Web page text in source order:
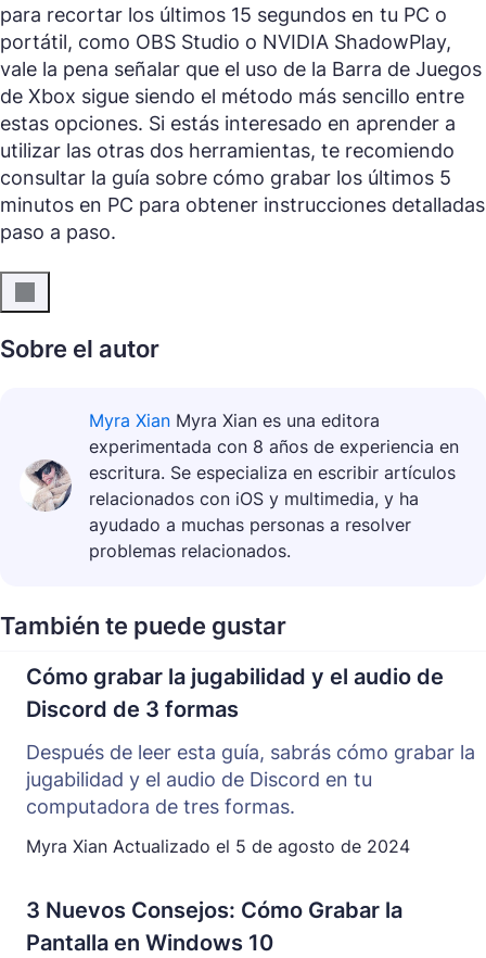
para recortar los últimos 15 segundos en tu PC o
portátil, como OBS Studio o NVIDIA ShadowPlay,
vale la pena señalar que el uso de la Barra de Juegos
de Xbox sigue siendo el método más sencillo entre
estas opciones. Si estás interesado en aprender a
utilizar las otras dos herramientas, te recomiendo
consultar la guía sobre cómo grabar los últimos 5
minutos en PC para obtener instrucciones detalladas
paso a paso.
Sobre el autor
Myra Xian Myra Xian es una editora
experimentada con 8 años de experiencia en
escritura. Se especializa en escribir artículos
relacionados con iOS y multimedia, y ha
ayudado a muchas personas a resolver
problemas relacionados.
También te puede gustar
Cómo grabar la jugabilidad y el audio de
Discord de 3 formas
Después de leer esta guía, sabrás cómo grabar la
jugabilidad y el audio de Discord en tu
computadora de tres formas.
Myra Xian Actualizado el 5 de agosto de 2024
3 Nuevos Consejos: Cómo Grabar la
Pantalla en Windows 10